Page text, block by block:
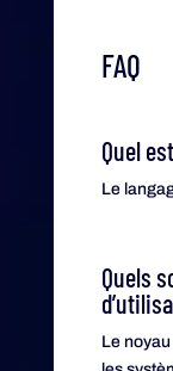
FAQ
Quel
Le
Quels
Le